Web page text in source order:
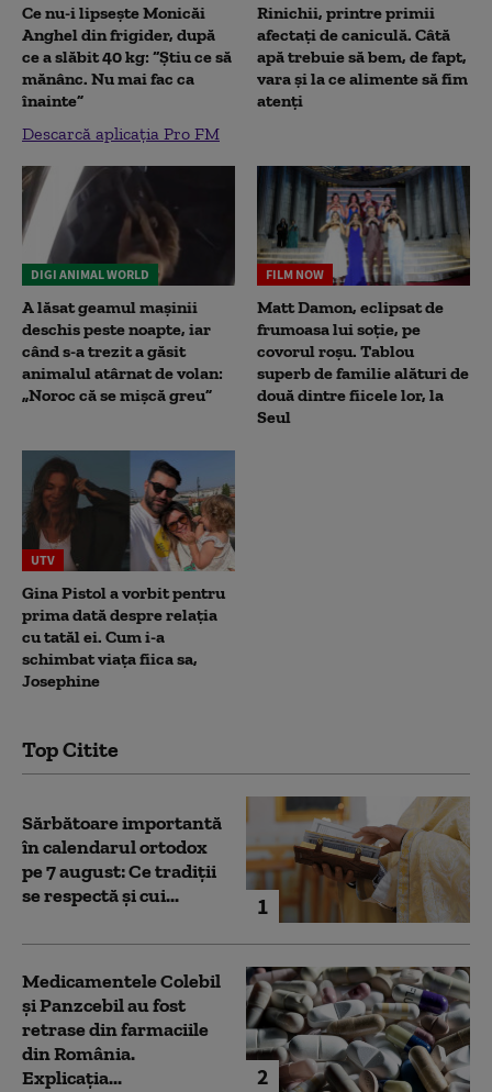
Ce nu-i lipsește Monicăi
Anghel din frigider, după
ce a slăbit 40 kg: “Știu ce să
mănânc. Nu mai fac ca
înainte”
Descarcă aplicația Pro FM
Rinichii, printre primii
afectați de caniculă. Câtă
apă trebuie să bem, de fapt,
vara și la ce alimente să fim
atenți
DIGI ANIMAL WORLD
A lăsat geamul mașinii
deschis peste noapte, iar
când s-a trezit a găsit
animalul atârnat de volan:
„Noroc că se mișcă greu”
FILM NOW
Matt Damon, eclipsat de
frumoasa lui soție, pe
covorul roșu. Tablou
superb de familie alături de
două dintre fiicele lor, la
Seul
UTV
Gina Pistol a vorbit pentru
prima dată despre relația
cu tatăl ei. Cum i-a
schimbat viața fiica sa,
Josephine
Top Citite
1
Sărbătoare importantă
în calendarul ortodox
pe 7 august: Ce tradiții
se respectă și cui...
2
Medicamentele Colebil
și Panzcebil au fost
retrase din farmaciile
din România.
Explicația...